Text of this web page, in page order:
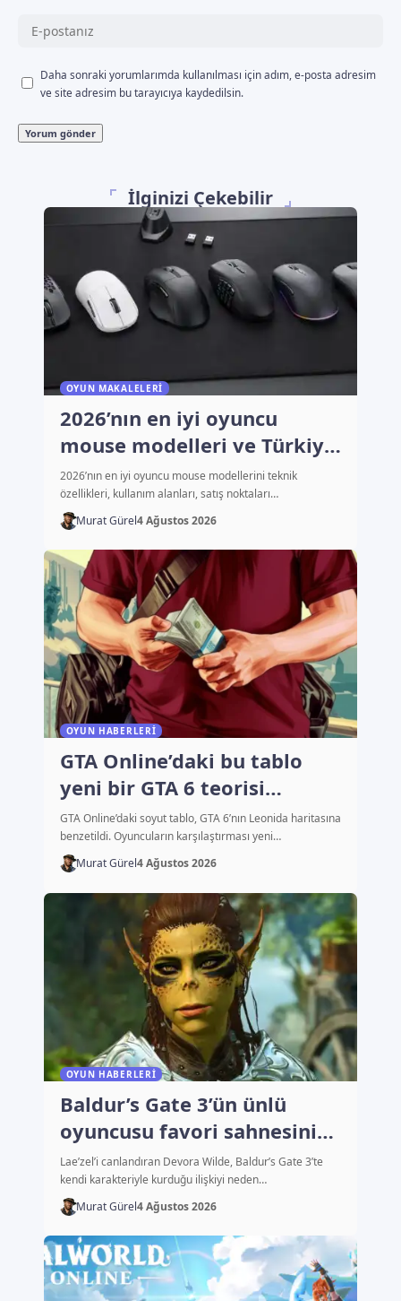
Daha sonraki yorumlarımda kullanılması için adım, e-posta adresim
ve site adresim bu tarayıcıya kaydedilsin.
İlginizi Çekebilir
OYUN MAKALELERI
2026’nın en iyi oyuncu
mouse modelleri ve Türkiye
fiyatları
2026’nın en iyi oyuncu mouse modellerini teknik
özellikleri, kullanım alanları, satış noktaları…
Murat Gürel4 Ağustos 2026
OYUN HABERLERI
GTA Online’daki bu tablo
yeni bir GTA 6 teorisi
başlattı
GTA Online’daki soyut tablo, GTA 6’nın Leonida haritasına
benzetildi. Oyuncuların karşılaştırması yeni…
Murat Gürel4 Ağustos 2026
OYUN HABERLERI
Baldur’s Gate 3’ün ünlü
oyuncusu favori sahnesini
açıkladı
Lae’zel’i canlandıran Devora Wilde, Baldur’s Gate 3’te
kendi karakteriyle kurduğu ilişkiyi neden…
Murat Gürel4 Ağustos 2026